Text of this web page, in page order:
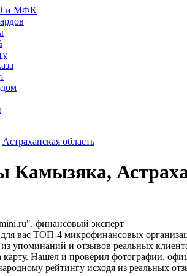
и МФК
Астраханская область
Камызяка,
финансовый эксперт
вас ТОП-4 микрофинансовых
из упоминаний и отзывов реальных
карту. Нашел и проверил фотографии,
рейтингу исходя из реальных